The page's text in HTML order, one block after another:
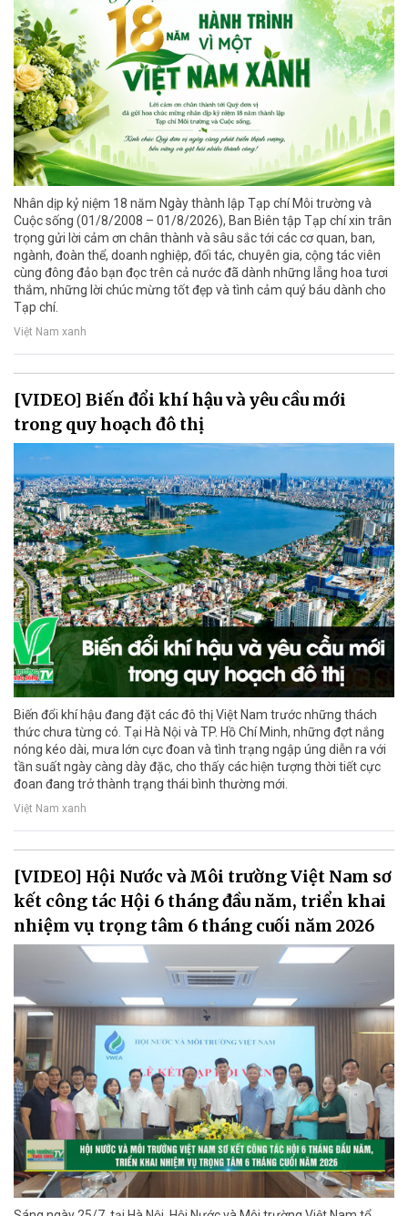
Nhân dịp kỷ niệm 18 năm Ngày thành lập Tạp chí Môi trường và
Cuộc sống (01/8/2008 – 01/8/2026), Ban Biên tập Tạp chí xin trân
trọng gửi lời cảm ơn chân thành và sâu sắc tới các cơ quan, ban,
ngành, đoàn thể, doanh nghiệp, đối tác, chuyên gia, cộng tác viên
cùng đông đảo bạn đọc trên cả nước đã dành những lẵng hoa tươi
thắm, những lời chúc mừng tốt đẹp và tình cảm quý báu dành cho
Tạp chí.
Việt Nam xanh
[VIDEO] Biến đổi khí hậu và yêu cầu mới
trong quy hoạch đô thị
Biến đổi khí hậu đang đặt các đô thị Việt Nam trước những thách
thức chưa từng có. Tại Hà Nội và TP. Hồ Chí Minh, những đợt nắng
nóng kéo dài, mưa lớn cực đoan và tình trạng ngập úng diễn ra với
tần suất ngày càng dày đặc, cho thấy các hiện tượng thời tiết cực
đoan đang trở thành trạng thái bình thường mới.
Việt Nam xanh
[VIDEO] Hội Nước và Môi trường Việt Nam sơ
kết công tác Hội 6 tháng đầu năm, triển khai
nhiệm vụ trọng tâm 6 tháng cuối năm 2026